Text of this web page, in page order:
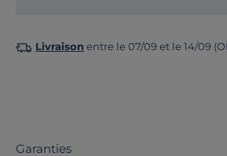
Livraison entre le 07/09 et le 14/09
Garanties